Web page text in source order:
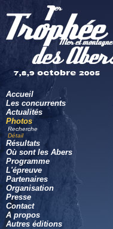
Accueil
Les concurrents
Actualités
Photos
Recherche
Détail
Résultats
Où sont les Abers
Programme
L'épreuve
Partenaires
Organisation
Presse
Contact
A propos
Autres éditions